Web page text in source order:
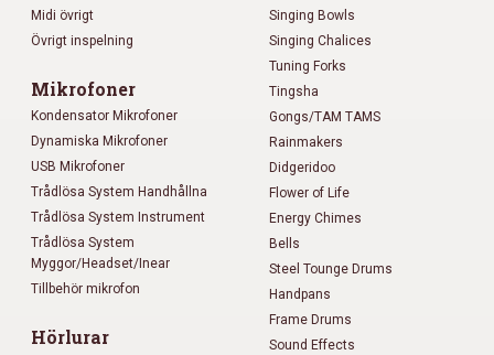
Midi övrigt
Övrigt inspelning
Mikrofoner
Kondensator Mikrofoner
Dynamiska Mikrofoner
USB Mikrofoner
Trådlösa System Handhållna
Trådlösa System Instrument
Trådlösa System
Myggor/Headset/Inear
Tillbehör mikrofon
Hörlurar
Singing Bowls
Singing Chalices
Tuning Forks
Tingsha
Gongs/TAM TAMS
Rainmakers
Didgeridoo
Flower of Life
Energy Chimes
Bells
Steel Tounge Drums
Handpans
Frame Drums
Sound Effects